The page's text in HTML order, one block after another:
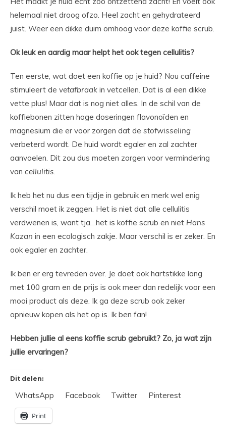
helemaal niet droog ofzo. Heel zacht en gehydrateerd
juist. Weer een dikke duim omhoog voor deze koffie scrub.
Ok leuk en aardig maar helpt het ook tegen cellulitis?
Ten eerste, wat doet een koffie op je huid? Nou caffeine
stimuleert de vetafbraak in vetcellen. Dat is al een dikke
vette plus! Maar dat is nog niet alles. In de schil van de
koffiebonen zitten hoge doseringen flavonoïden en
magnesium die er voor zorgen dat de stofwisseling
verbeterd wordt. De huid wordt egaler en zal zachter
aanvoelen. Dit zou dus moeten zorgen voor vermindering
van cellulitis.
Ik heb het nu dus een tijdje in gebruik en merk wel enig
verschil moet ik zeggen. Het is niet dat alle cellulitis
verdwenen is, want tja…het is koffie scrub en niet Hans
Kazan in een ecologisch zakje. Maar verschil is er zeker. En
ook egaler en zachter.
Ik ben er erg tevreden over. Je doet ook hartstikke lang
met 100 gram en de prijs is ook meer dan redelijk voor een
mooi product als deze. Ik ga deze scrub ook zeker
opnieuw kopen als het op is. Ik ben fan!
Hebben jullie al eens koffie scrub gebruikt? Zo, ja wat zijn
jullie ervaringen?
Dit delen:
WhatsApp Facebook Twitter Pinterest
Print